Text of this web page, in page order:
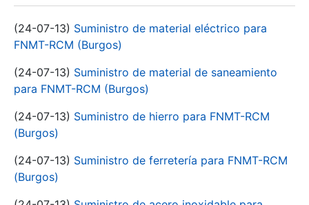
(24-07-13) Suministro de material eléctrico para
FNMT-RCM (Burgos)
(24-07-13) Suministro de material de saneamiento
para FNMT-RCM (Burgos)
(24-07-13) Suministro de hierro para FNMT-RCM
(Burgos)
(24-07-13) Suministro de ferretería para FNMT-RCM
(Burgos)